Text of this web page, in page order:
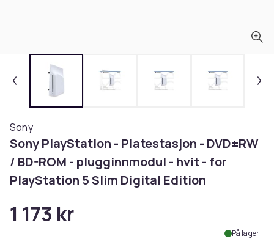
Sony
Sony PlayStation - Platestasjon - DVD±RW
/ BD-ROM - plugginnmodul - hvit - for
PlayStation 5 Slim Digital Edition
1 173 kr
På lager